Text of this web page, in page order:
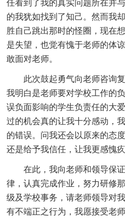
任看到了我的真实问题所在并
的我犹如找到了知己。然而我
胜自己跳出那时的怪圈，现在
是失望，也觉有愧于老师的体
敢面对老师。
此次鼓起勇气向老师咨询复
我明白是老师要对学校工作的
误负面影响的学生负责任的大
过的机会真的让我十分感动，
的错误。问我还会以原来的态
还是给予我信任，让我更感愧疚
在此，我向老师和领导保证
律，认真完成作业，努力研修
级及学校事务，请老师领导对
有不端正之行为，我愿接受老